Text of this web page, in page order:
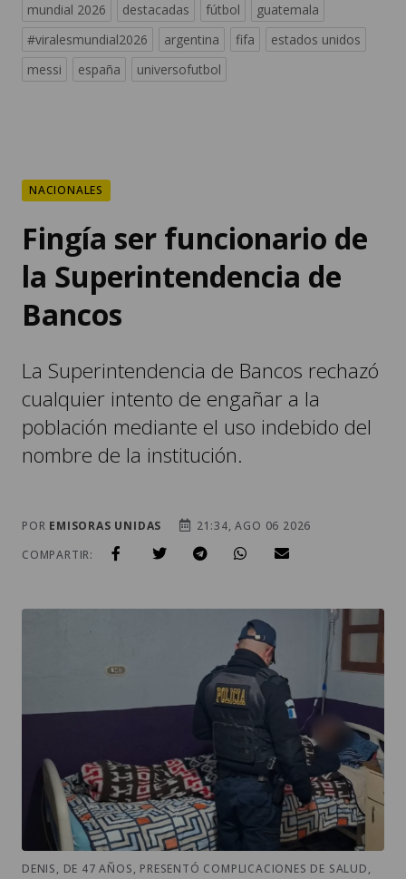
mundial 2026 destacadas fútbol
guatemala
#viralesmundial2026
argentina fifa
estados unidos
messi
españa universofutbol
NACIONALES
Fingía ser funcionario de
la Superintendencia de
Bancos
La Superintendencia de Bancos rechazó
cualquier intento de engañar a la
población mediante el uso indebido del
nombre de la institución.
POR EMISORAS UNIDAS
21:34, AGO 06 2026
COMPARTIR:
DENIS, DE 47 AÑOS, PRESENTÓ COMPLICACIONES DE SALUD,